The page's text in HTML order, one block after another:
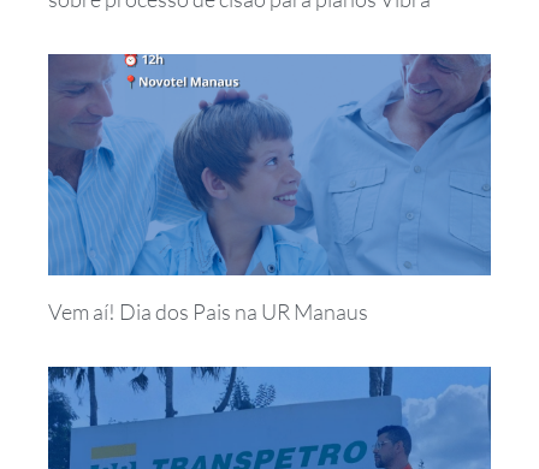
Vem aí! Dia dos Pais na UR Manaus